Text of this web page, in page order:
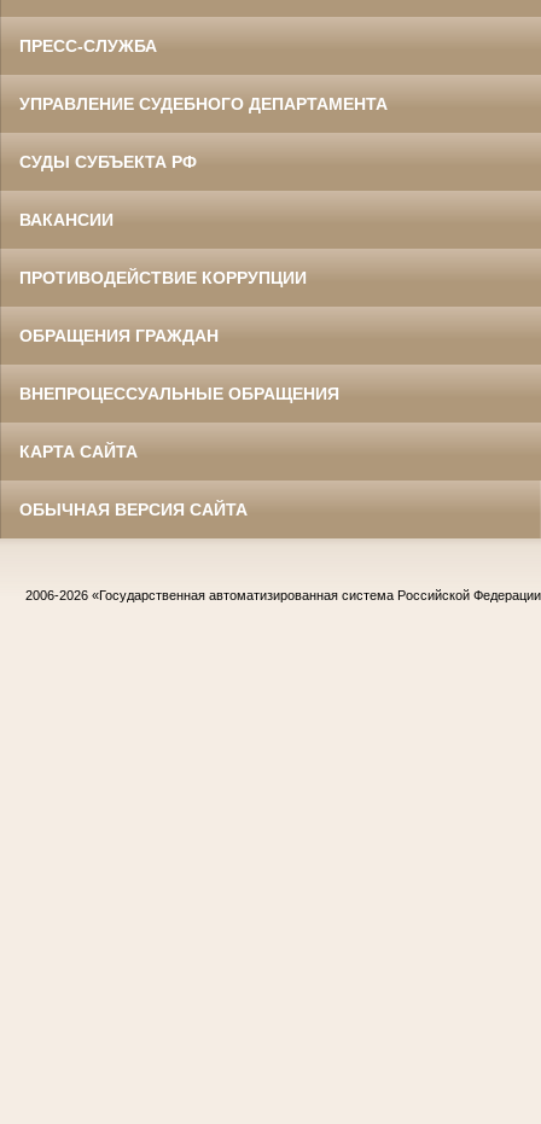
ПРЕСС-СЛУЖБА
УПРАВЛЕНИЕ СУДЕБНОГО ДЕПАРТАМЕНТА
СУДЫ СУБЪЕКТА РФ
ВАКАНСИИ
ПРОТИВОДЕЙСТВИЕ КОРРУПЦИИ
ОБРАЩЕНИЯ ГРАЖДАН
ВНЕПРОЦЕССУАЛЬНЫЕ ОБРАЩЕНИЯ
КАРТА САЙТА
ОБЫЧНАЯ ВЕРСИЯ САЙТА
2006-2026 «Государственная автоматизированная система Российской